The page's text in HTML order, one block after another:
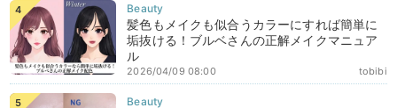
髪色もメイクも似合うカラーにすれば簡単に
垢抜ける！ブルベさんの正解メイクマニュア
ル
tobibi
2026/04/09 08:00